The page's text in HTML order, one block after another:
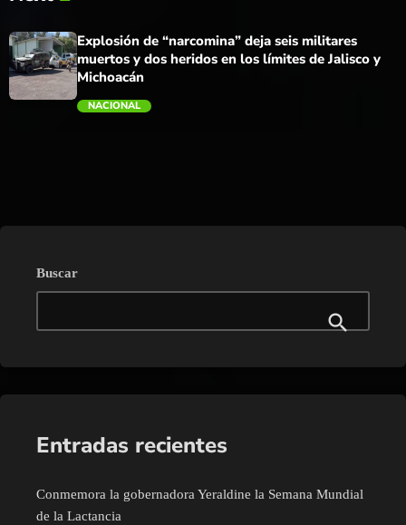
trending_flat
Explosión de “narcomina” deja seis militares
muertos y dos heridos en los límites de Jalisco y
Michoacán
NACIONAL
Buscar
Entradas recientes
Conmemora la gobernadora Yeraldine la Semana Mundial
de la Lactancia